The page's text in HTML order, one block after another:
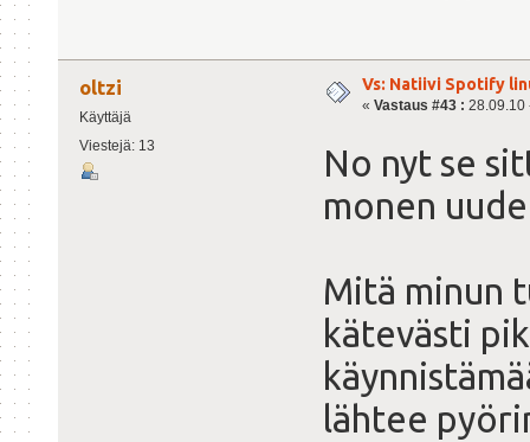
oltzi
Käyttäjä
Viestejä: 13
Vs: Natiivi Spotify
« Vastaus #43 : 28.09.10
No nyt se
monen
Mitä minun
kätevästi
lähtee